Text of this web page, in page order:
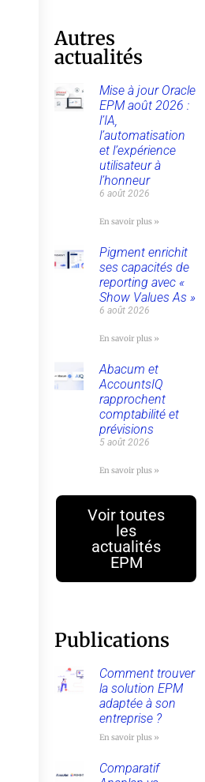
Autres
actualités
Mise à jour Oracle
EPM août 2026 :
l’IA,
l’automatisation
et l’expérience
utilisateur à
l’honneur
6 août 2026
En savoir plus »
Pigment enrichit
ses capacités de
reporting avec «
Show Values As »
6 août 2026
En savoir plus »
Abacum et
AccountsIQ
rapprochent
comptabilité et
prévisions
5 août 2026
En savoir plus »
Voir toutes
les
actualités
EPM
Publications
Comment trouver
la solution EPM
adaptée à son
entreprise ?
En savoir plus »
Comparatif